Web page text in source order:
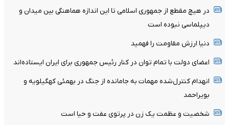
در هیچ مقطع از جمهوری اسلامی تا این اندازه هماهنگی بین میدان و
دیپلماسی نبوده است
دنیا ارزش مقاومت را فهمید
اعضای دولت با تمام توان در کنار رئیس جمهوری برای ایران ایستاده‌اند
انهدام کنترل‌شده مهمات به‌ جامانده از جنگ در بهمئی کهگیلویه و
بویراحمد
شخصیت و عظمت یک زن در پرتوی عفت و حیا است